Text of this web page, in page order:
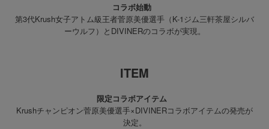
コラボ始動
第3代Krush女子アトム級王者菅原美優選手（K-1ジム三軒茶屋シルバ
ーウルフ）とDIVINERのコラボが実現。
ITEM
限定コラボアイテム
Krushチャンピオン菅原美優選手×DIVINERコラボアイテムの発売が
決定。